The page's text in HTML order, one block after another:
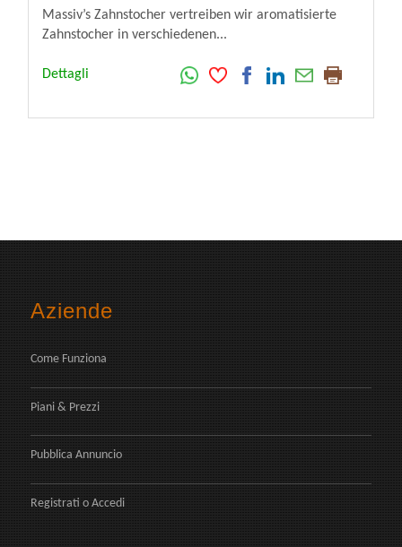
Massiv’s Zahnstocher vertreiben wir aromatisierte
Zahnstocher in verschiedenen...
Dettagli
Aziende
Come Funziona
Piani & Prezzi
Pubblica Annuncio
Registrati o Accedi